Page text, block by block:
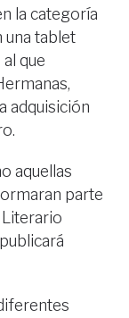
la categoría
una tablet
que
adquisición
aquellas
parte